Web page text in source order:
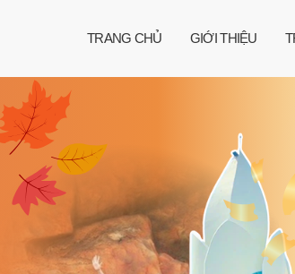
TRANG CHỦ GIỚI THIỆU